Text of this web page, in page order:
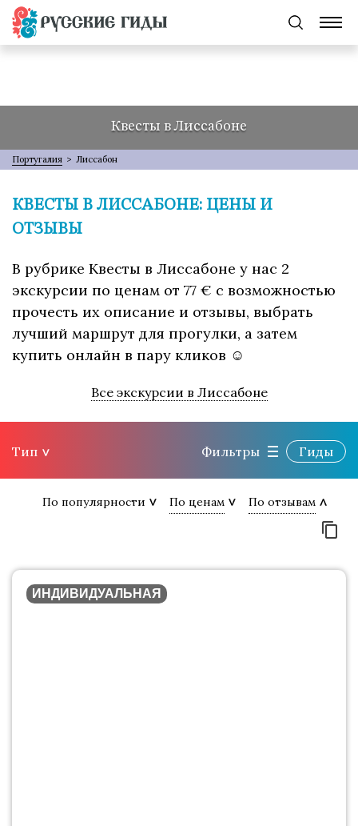
Квесты в Лиссабоне
Португалия > Лиссабон
КВЕСТЫ В ЛИССАБОНЕ: ЦЕНЫ И
ОТЗЫВЫ
В рубрике Квесты в Лиссабоне у нас 2
экскурсии по ценам от 77 € с возможностью
прочесть их описание и отзывы, выбрать
лучший маршрут для прогулки, а затем
купить онлайн в пару кликов ☺
Все экскурсии в Лиссабоне
Тип Фильтры Гиды
По популярности По ценам По отзывам
ИНДИВИДУАЛЬНАЯ